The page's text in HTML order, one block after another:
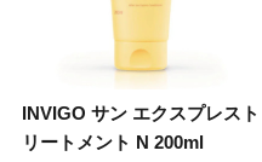
INVIGO サン エクスプレスト
リートメント N 200ml